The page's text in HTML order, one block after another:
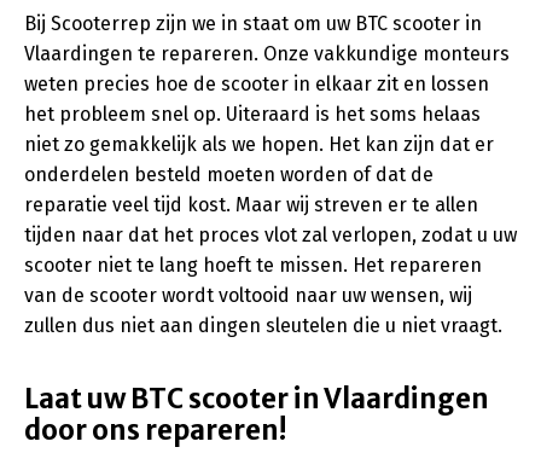
Bij Scooterrep zijn we in staat om uw BTC scooter in
Vlaardingen te repareren. Onze vakkundige monteurs
weten precies hoe de scooter in elkaar zit en lossen
het probleem snel op. Uiteraard is het soms helaas
niet zo gemakkelijk als we hopen. Het kan zijn dat er
onderdelen besteld moeten worden of dat de
reparatie veel tijd kost. Maar wij streven er te allen
tijden naar dat het proces vlot zal verlopen, zodat u uw
scooter niet te lang hoeft te missen. Het repareren
van de scooter wordt voltooid naar uw wensen, wij
zullen dus niet aan dingen sleutelen die u niet vraagt.
Laat uw BTC scooter in Vlaardingen
door ons repareren!